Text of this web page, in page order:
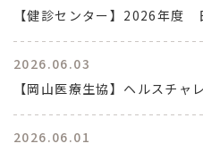
【健診センター】2026年度
2026.06.03
【岡山医療生協】ヘルスチャ
2026.06.01